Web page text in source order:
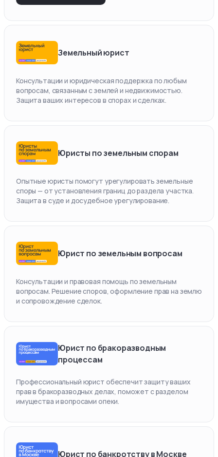
Земельный юрист
Консультации и юридическая поддержка по любым
вопросам, связанным с землей и недвижимостью.
Защита ваших интересов в спорах и сделках.
Юристы по земельным спорам
Опытные юристы помогут урегулировать земельные
споры — от установления границ до раздела участка.
Защита в суде и досудебное урегулирование.
Юрист по земельным вопросам
Консультации и правовая помощь по земельным
вопросам. Решение споров, оформление прав на землю
и сопровождение сделок.
Юрист по бракоразводным
процессам
Профессиональный юрист обеспечит защиту ваших
прав в бракоразводных делах, поможет с разделом
имущества и вопросами опеки.
Юрист по банкротству в Москве